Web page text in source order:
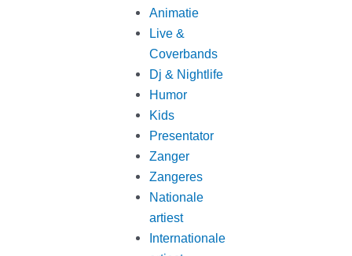
Animatie
Live &
Coverbands
Dj & Nightlife
Humor
Kids
Presentator
Zanger
Zangeres
Nationale
artiest
Internationale